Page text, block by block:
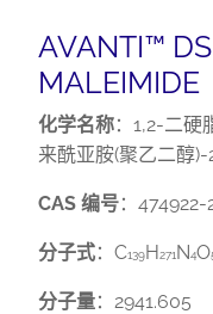
AVANTI™
MALEIMIDE
化学名称：1,2-二
来酰亚胺(聚乙二醇)-
CAS 编号：474922-
分子式：C139H271N4O
分子量：2941.605